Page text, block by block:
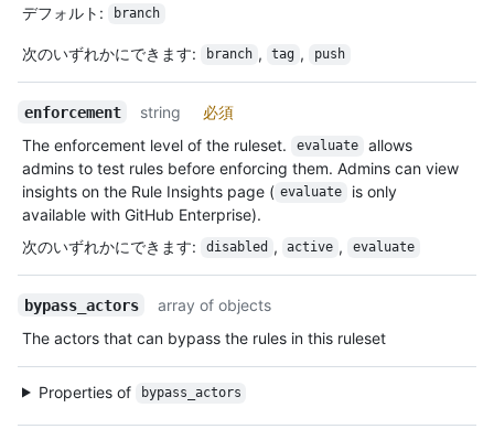
デフォルト : branch
次のいずれかにできます: branch , tag , push
enforcement string
必須
The enforcement level of the ruleset.
evaluate
allows
admins to test rules before enforcing them. Admins can view
insights on the Rule Insights page ( evaluate
is only
available with GitHub Enterprise).
次のいずれかにできます: disabled , active , evaluate
bypass_actors
array of objects
The actors that can bypass the rules in this ruleset
Properties of bypass_actors